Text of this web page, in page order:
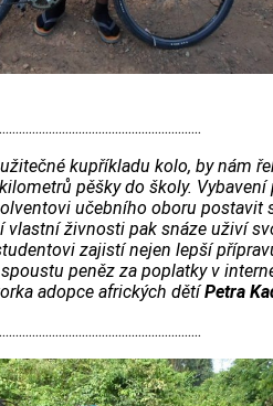
kupříkladu kolo, by nám
pěšky do školy. Vybavení
učebního oboru postavit
vlastní živnosti pak snáze uživí
zajistí nejen lepší
peněz za poplatky v
adopce afrických dětíPetra